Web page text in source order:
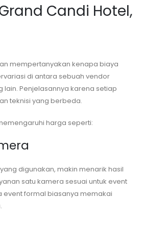
Candi Hotel,
mempertanyakan kenapa biaya
di antara sebuah vendor
lain. Penjelasannya karena setiap
teknisi yang berbeda.
harga seperti:
digunakan, makin menarik hasil
satu kamera sesuai untuk event
event formal biasanya memakai